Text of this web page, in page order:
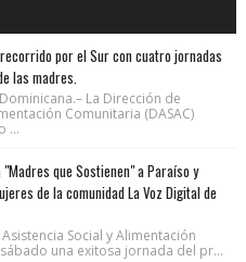
por el Sur con cuatro jornadas
las madres.
La Dirección de
Comunitaria (DASAC)
...
"Madres que Sostienen" a Paraíso y
de la comunidad La Voz Digital de
Social y Alimentación
una exitosa jornada del pr...